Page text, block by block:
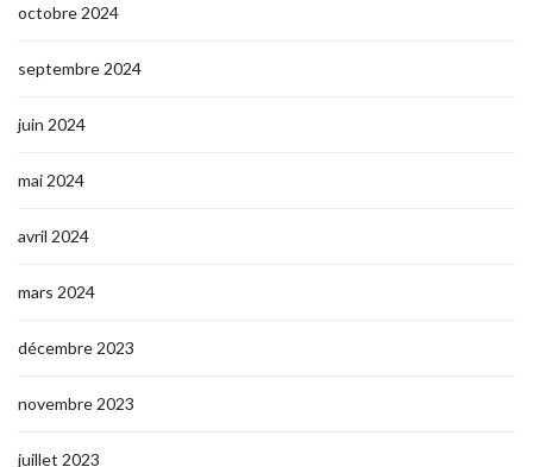
octobre 2024
septembre 2024
juin 2024
mai 2024
avril 2024
mars 2024
décembre 2023
novembre 2023
juillet 2023